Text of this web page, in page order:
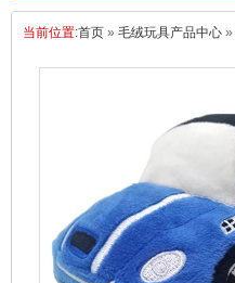
当前位置:首页 » 毛绒玩具产品中心 »